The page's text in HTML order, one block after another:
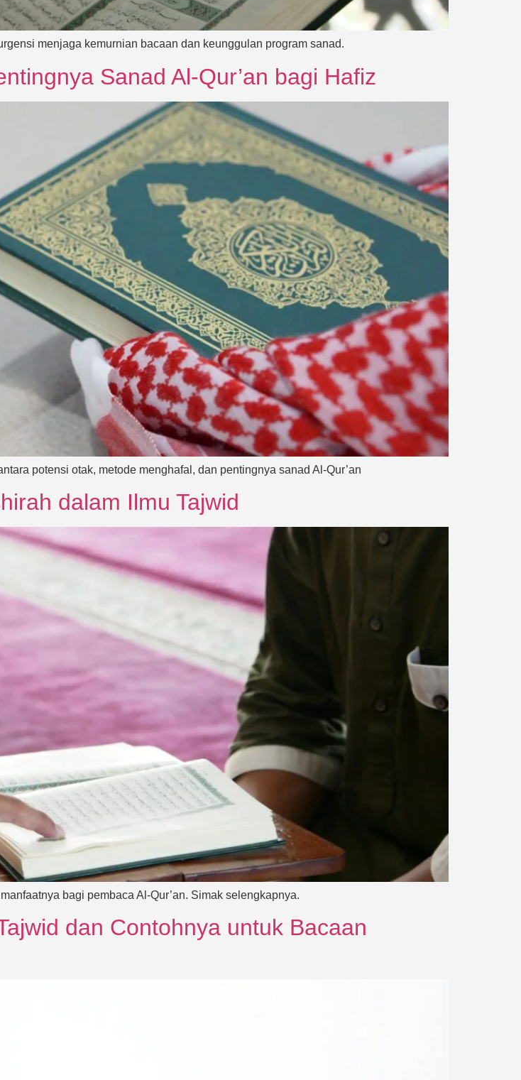
menjaga kemurnian bacaan dan keunggulan program sanad.
Sanad Al-Qur’an bagi Hafiz
potensi otak, metode menghafal, dan pentingnya sanad Al-Qur’an
dalam Ilmu Tajwid
bagi pembaca Al-Qur’an. Simak selengkapnya.
dan Contohnya untuk Bacaan